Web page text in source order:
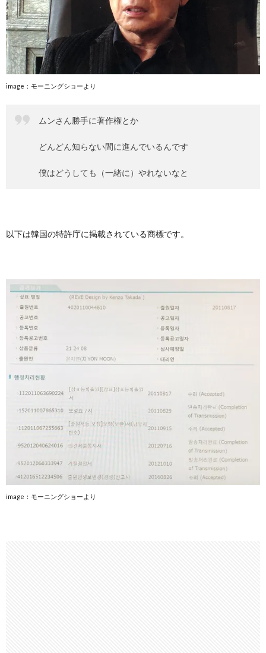
image：モーニングショーより
ムンさん勝手に著作権とか
どんどん知らない間に進んでいるんです
僕はどうしても（一緒に）やれないなと
以下は韓国の特許庁に掲載されている商標です。
image：モーニングショーより